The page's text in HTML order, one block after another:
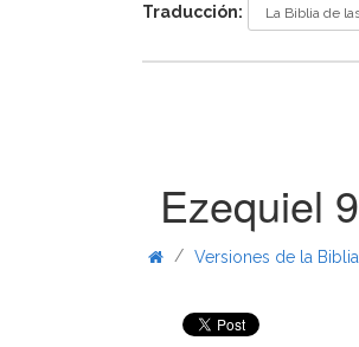
Traducción:
Ezequiel 9
/ Versiones de la Biblia